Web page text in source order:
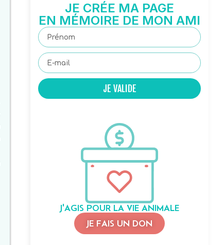
JE CRÉE MA PAGE
EN MÉMOIRE DE MON AMI
JE VALIDE
J'AGIS POUR LA VIE ANIMALE
JE FAIS UN DON